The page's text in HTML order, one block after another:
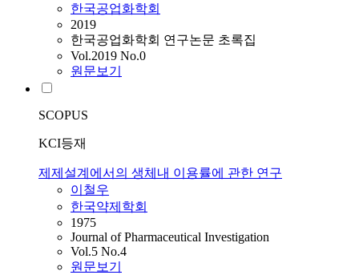
한국공업화학회
2019
한국공업화학회 연구논문 초록집
Vol.2019 No.0
원문보기
SCOPUS
KCI등재
제제설계에서의 생체내 이용률에 관한 연구
이철우
한국약제학회
1975
Journal of Pharmaceutical Investigation
Vol.5 No.4
원문보기